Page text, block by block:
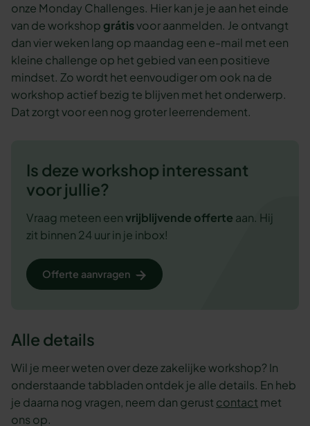
onze Monday Challenges. Hier kan je je aan het einde
van de workshop grátisvoor aanmelden. Je ontvangt
dan vier weken lang op maandag een e-mail met een
kleine challenge op het gebied van een positieve
mindset. Zo wordt het eenvoudiger om ook na de
workshop actief bezig te blijven met het onderwerp.
Dat zorgt voor een nog groter leerrendement.
Is deze workshop interessant
voor jullie?
Vraag meteen eenvrijblijvende offerte aan. Hij
zit binnen 24 uur in je inbox!
Offerte aanvragen
Alle details
Wil je meer weten over deze zakelijke workshop? In
onderstaande tabbladen ontdek je alle details. En heb
je daarna nog vragen, neem dan gerust contact met
ons op.